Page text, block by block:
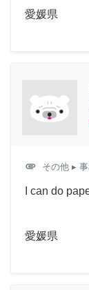
愛媛県
attachment その他 ▸
I can do
愛媛県